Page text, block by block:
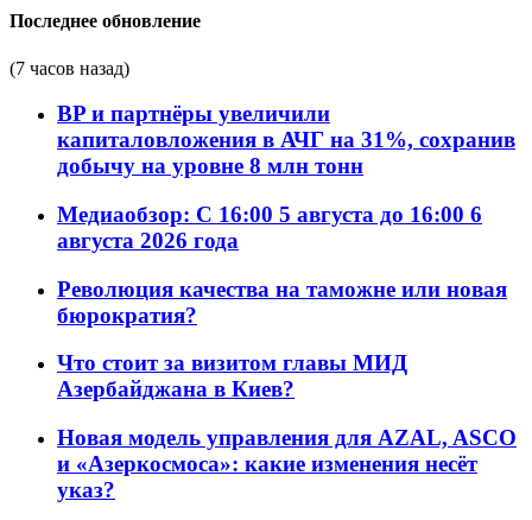
Последнее обновление
(7 часов назад)
BP и партнёры увеличили
капиталовложения в АЧГ на 31%, сохранив
добычу на уровне 8 млн тонн
Медиаобзор: С 16:00 5 августа до 16:00 6
августа 2026 года
Революция качества на таможне или новая
бюрократия?
Что стоит за визитом главы МИД
Азербайджана в Киев?
Новая модель управления для AZAL, ASCO
и «Азеркосмоса»: какие изменения несёт
указ?